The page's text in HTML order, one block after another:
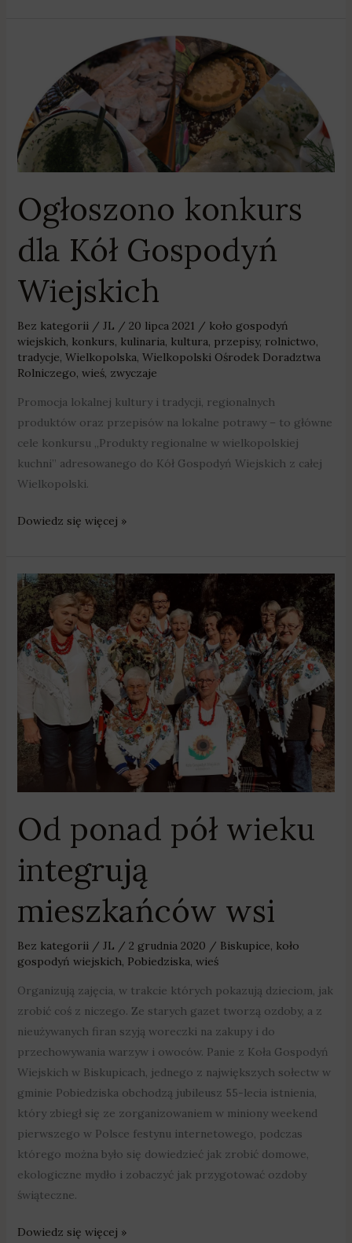
Ogłoszono konkurs
dla Kół Gospodyń
Wiejskich
Bez kategorii/ JL / 20 lipca 2021 / koło gospodyń
wiejskich, konkurs, kulinaria, kultura, przepisy, rolnictwo,
tradycje, Wielkopolska, Wielkopolski Ośrodek Doradztwa
Rolniczego, wieś, zwyczaje
Promocja lokalnej kultury i tradycji, regionalnych
produktów oraz przepisów na lokalne potrawy – to główne
cele konkursu „Produkty regionalne w wielkopolskiej
kuchni” adresowanego do Kół Gospodyń Wiejskich z całej
Wielkopolski.
Gospodyń
Wiejskich
Dowiedz się więcej »
Od ponad pół wieku
integrują
mieszkańców wsi
Bez kategorii/ JL / 2 grudnia 2020 / Biskupice, koło
gospodyń wiejskich, Pobiedziska, wieś
Organizują zajęcia, w trakcie których pokazują dzieciom, jak
zrobić coś z niczego. Ze starych gazet tworzą ozdoby, a z
nieużywanych firan szyją woreczki na zakupy i do
przechowywania warzyw i owoców. Panie z Koła Gospodyń
Wiejskich w Biskupicach, jednego z największych sołectw w
gminie Pobiedziska obchodzą jubileusz 55-lecia istnienia,
który zbiegł się ze zorganizowaniem w miniony weekend
pierwszego w Polsce festynu internetowego, podczas
którego można było się dowiedzieć jak zrobić domowe,
ekologiczne mydło i zobaczyć jak przygotować ozdoby
świąteczne.
Od
ponad
pół
wieku
integrują
mieszkańców
Dowiedz się więcej »